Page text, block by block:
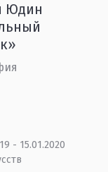
Юдин
- 15.01.2020